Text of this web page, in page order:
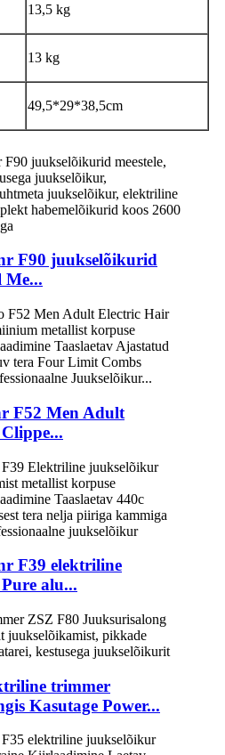
13,5 kg
13 kg
49,5*29*38,5cm
F90 juukselõikurid
Me...
F52 Men Adult
F39 elektriline
alu...
trimmer
Kasutage Power...